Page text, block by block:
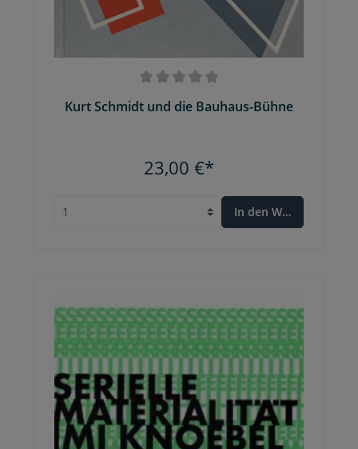
Kurt Schmidt und die Bauhaus-Bühne
23,00 €*
In den Warenkorb